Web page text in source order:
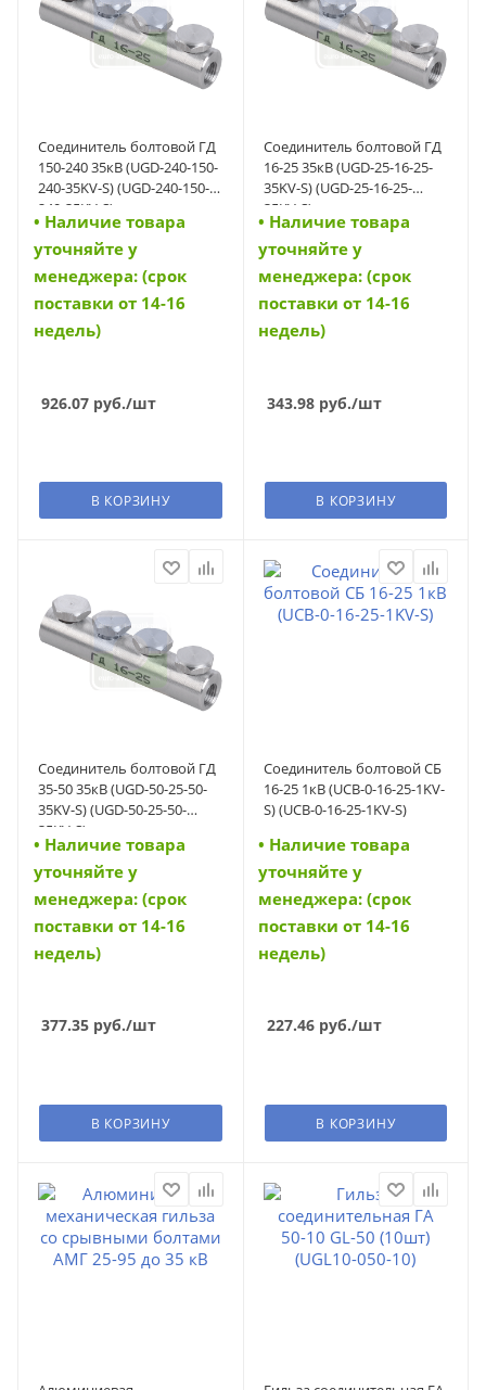
Соединитель болтовой ГД
150-240 35кВ (UGD-240-150-
240-35KV-S) (UGD-240-150-
240-35KV-S)
• Наличие товара
уточняйте у
менеджера: (срок
поставки от 14-16
недель)
926.07 руб./шт
В КОРЗИНУ
Соединитель болтовой ГД
16-25 35кВ (UGD-25-16-25-
35KV-S) (UGD-25-16-25-
35KV-S)
• Наличие товара
уточняйте у
менеджера: (срок
поставки от 14-16
недель)
343.98руб./шт
В КОРЗИНУ
Соединитель болтовой ГД
35-50 35кВ (UGD-50-25-50-
35KV-S) (UGD-50-25-50-
35KV-S)
• Наличие товара
уточняйте у
менеджера: (срок
поставки от 14-16
недель)
377.35 руб./шт
В КОРЗИНУ
Соединитель болтовой СБ
16-25 1кВ (UCB-0-16-25-1KV-
S) (UCB-0-16-25-1KV-S)
• Наличие товара
уточняйте у
менеджера: (срок
поставки от 14-16
недель)
227.46руб./шт
В КОРЗИНУ